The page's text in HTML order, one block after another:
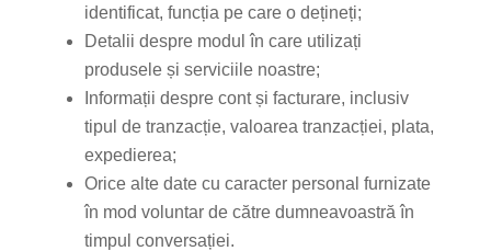
identificat, funcția pe care o dețineți;
Detalii despre modul în care utilizați
produsele și serviciile noastre;
Informații despre cont și facturare, inclusiv
tipul de tranzacție, valoarea tranzacției, plata,
expedierea;
Orice alte date cu caracter personal furnizate
în mod voluntar de către dumneavoastră în
timpul conversației.